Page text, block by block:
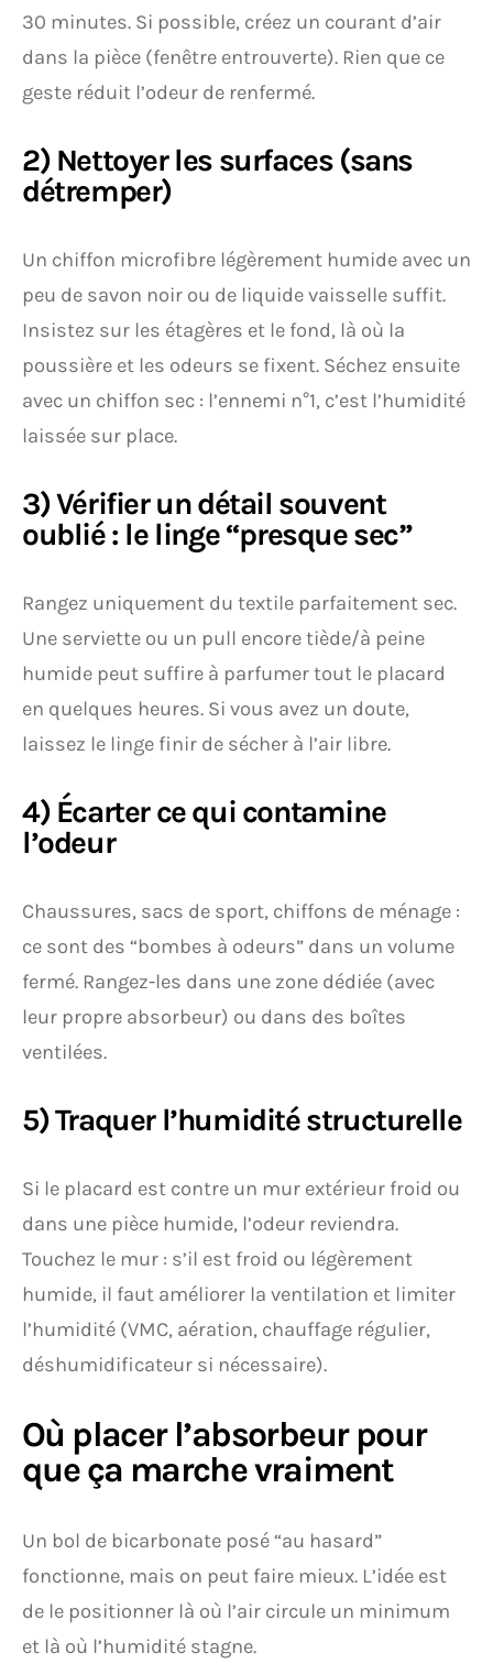
30 minutes. Si possible, créez un courant d’air
dans la pièce (fenêtre entrouverte). Rien que ce
geste réduit l’odeur de renfermé.
2) Nettoyer les surfaces (sans
détremper)
Un chiffon microfibre légèrement humide avec un
peu de savon noir ou de liquide vaisselle suffit.
Insistez sur les étagères et le fond, là où la
poussière et les odeurs se fixent. Séchez ensuite
avec un chiffon sec : l’ennemi n°1, c’est l’humidité
laissée sur place.
3) Vérifier un détail souvent
oublié : le linge “presque sec”
Rangez uniquement du textile parfaitement sec.
Une serviette ou un pull encore tiède/à peine
humide peut suffire à parfumer tout le placard
en quelques heures. Si vous avez un doute,
laissez le linge finir de sécher à l’air libre.
4) Écarter ce qui contamine
l’odeur
Chaussures, sacs de sport, chiffons de ménage :
ce sont des “bombes à odeurs” dans un volume
fermé. Rangez-les dans une zone dédiée (avec
leur propre absorbeur) ou dans des boîtes
ventilées.
5) Traquer l’humidité structurelle
Si le placard est contre un mur extérieur froid ou
dans une pièce humide, l’odeur reviendra.
Touchez le mur : s’il est froid ou légèrement
humide, il faut améliorer la ventilation et limiter
l’humidité (VMC, aération, chauffage régulier,
déshumidificateur si nécessaire).
Où placer l’absorbeur pour
que ça marche vraiment
Un bol de bicarbonate posé “au hasard”
fonctionne, mais on peut faire mieux. L’idée est
de le positionner là où l’air circule un minimum
et là où l’humidité stagne.